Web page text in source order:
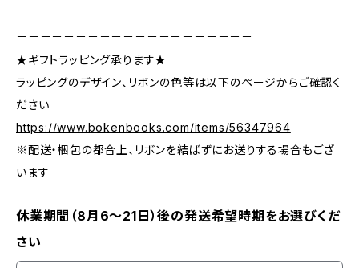
＝＝＝＝＝＝＝＝＝＝＝＝＝＝＝＝＝＝＝＝
★ギフトラッピング承ります★
ラッピングのデザイン、リボンの色等は以下のページからご確認く
ださい
https://www.bokenbooks.com/items/56347964
※配送・梱包の都合上、リボンを結ばずにお送りする場合もござ
います
休業期間（8月6〜21日）後の発送希望時期をお選びくだ
さい